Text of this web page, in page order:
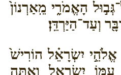
הָאֱמֹרִ֑י מֵֽאַרְנוֹן֙
וְעַד־הַיַּרְדֵּֽן׃
יִשְׂרָאֵ֗ל הוֹרִישׁ֙
עַמּ֣וֹ יִשְׂרָאֵ֑ל וְאַתָּ֖ה